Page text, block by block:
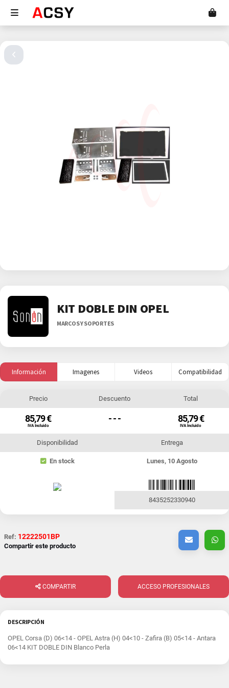
KIT DOBLE DIN OPEL
MARCOS Y SOPORTES
Información Imagenes Videos Compatibilidad
Precio
85,79 €
IVA Incluido
Descuento
- - -
Total
85,79 €
IVA Incluido
Disponibilidad
En stock
Entrega
Lunes, 10 Agosto
8435252330940
Ref: 12222501BP
Compartir este producto
COMPARTIR ACCESO PROFESIONALES
DESCRIPCIÓN
OPEL Corsa (D) 06<14 - OPEL Astra (H) 04<10 - Zafira (B) 05<14 - Antara
06<14 KIT DOBLE DIN Blanco Perla